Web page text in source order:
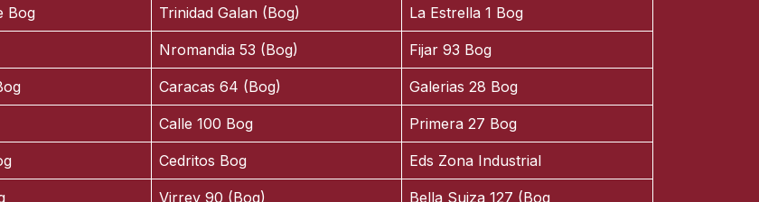
Bog Trinidad Galan (Bog) La Estrella 1 Bog
Nromandia 53 (Bog) Fijar 93 Bog
Caracas 64 (Bog) Galerias 28 Bog
Calle 100 Bog Primera 27 Bog
Cedritos Bog Eds Zona Industrial
Virrey 90 (Bog) Bella Suiza 127 (Bog